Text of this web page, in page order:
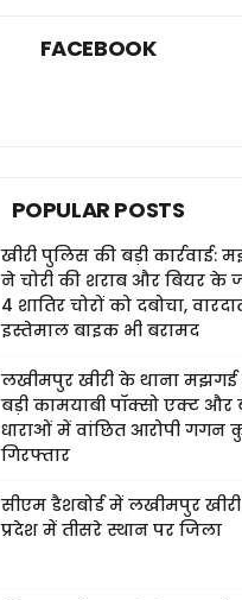
FACEBOOK
POPULAR POSTS
खीरी पुलिस की बड़ी कार्रवाई:
ने चोरी की शराब और बियर के
4 शातिर चोरों को दबोचा,
इस्तेमाल बाइक भी बरामद
लखीमपुर खीरी के थाना
बड़ी कामयाबी पॉक्सो एक्ट
धाराओं में वांछित आरोपी गगन
गिरफ्तार
सीएम डैशबोर्ड में लखीमपुर
प्रदेश में तीसरे स्थान पर जिला